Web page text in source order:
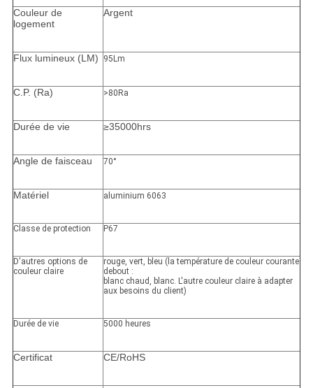
Couleur de
logement
Argent
Flux lumineux (LM) 95Lm
C.P. (Ra) >80Ra
Durée de vie ≥35000hrs
Angle de faisceau 70°
Matériel aluminium 6063
Classe de protection P67
D'autres options de
couleur claire
rouge, vert, bleu (la température de couleur courante
debout :
blanc chaud, blanc. L'autre couleur claire à adapter
aux besoins du client)
Durée de vie 5000 heures
Certificat CE/RoHS